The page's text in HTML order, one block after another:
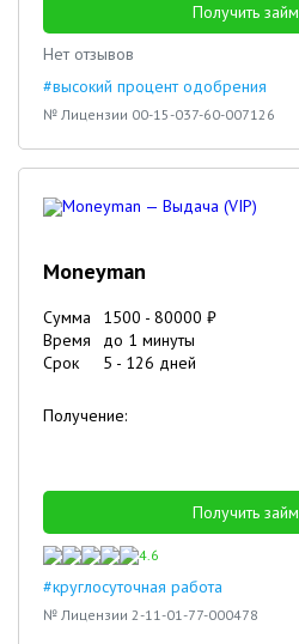
Получить займ
Нет отзывов
#высокий процент одобрения
№ Лицензии 00-15-037-60-007126
Moneyman
Сумма 1500 - 80000 ₽
Время
до 1 минуты
Срок
5 - 126 дней
Получение:
Получить займ
4.6
#круглосуточная работа
№ Лицензии 2-11-01-77-000478